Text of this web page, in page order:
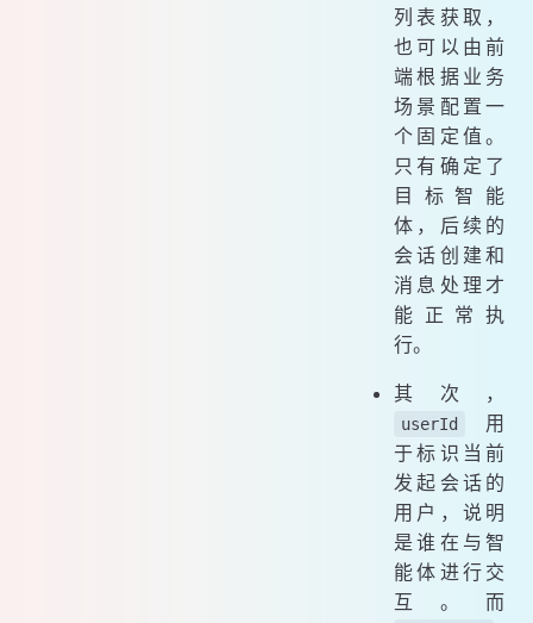
列表获取，
也可以由前
端根据业务
场景配置一
个固定值。
只有确定了
目标智能
体，后续的
会话创建和
消息处理才
能正常执
行。
其次，
userId
用
于标识当前
发起会话的
用户，说明
是谁在与智
能体进行交
互。而